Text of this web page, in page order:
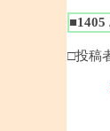
■1405
□投稿